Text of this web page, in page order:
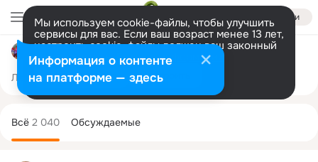
Войти
Мы используем cookie-файлы, чтобы улучшить
сервисы для вас. Если ваш возраст менее 13 лет,
настроить cookie-файлы должен ваш законный
представитель. Больше информации
Разрешить все Настроить
Лента Участники 1.1K Товары
колонка
Всё 2 040 Обсуждаемые
Информация о контенте
на платформе — здесь